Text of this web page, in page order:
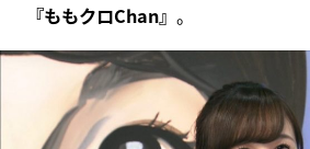
『ももクロChan』 。